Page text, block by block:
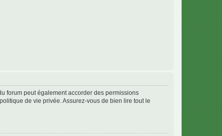
forum peut également accorder des permissions
de vie privée. Assurez-vous de bien lire tout le